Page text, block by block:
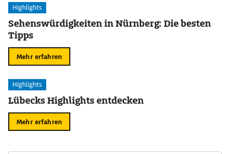
Highlights
Sehenswürdigkeiten in Nürnberg: Die besten
Tipps
Mehr erfahren
Highlights
Lübecks Highlights entdecken
Mehr erfahren